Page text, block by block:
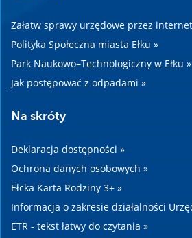
Załatw sprawy urzędowe przez
Polityka Społeczna miasta Ełku »
Park Naukowo–Technologiczny w Ełku »
Jak postępować z odpadami »
Na skróty
Deklaracja dostępności »
Ochrona danych osobowych »
Ełcka Karta Rodziny 3+ »
Informacja o zakresie działalności
ETR - tekst łatwy do czytania »